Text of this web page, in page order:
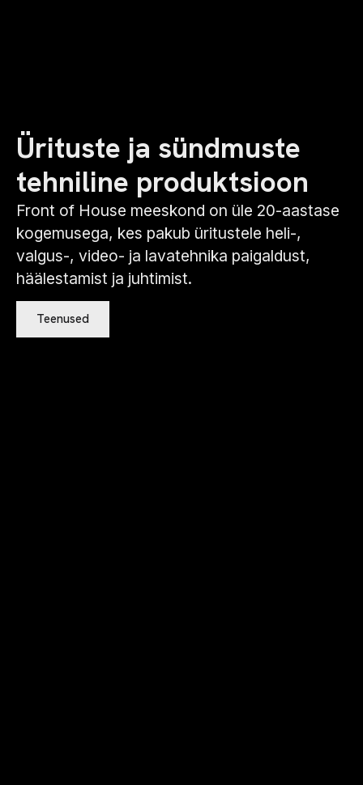
Ürituste ja sündmuste
tehniline produktsioon
Front of House meeskond on üle 20-aastase
kogemusega, kes pakub üritustele heli-,
valgus-, video- ja lavatehnika paigaldust,
häälestamist ja juhtimist.
Teenused